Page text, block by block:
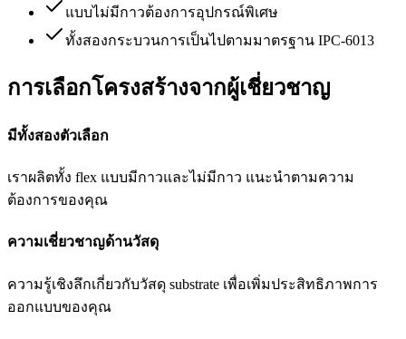
แบบไม่มีกาวต้องการอุปกรณ์พิเศษ
ทั้งสองกระบวนการเป็นไปตามมาตรฐาน IPC-6013
การเลือกโครงสร้างจากผู้เชี่ยวชาญ
มีทั้งสองตัวเลือก
เราผลิตทั้ง flex แบบมีกาวและไม่มีกาว แนะนำตามความ
ต้องการของคุณ
ความเชี่ยวชาญด้านวัสดุ
ความรู้เชิงลึกเกี่ยวกับวัสดุ substrate เพื่อเพิ่มประสิทธิภาพการ
ออกแบบของคุณ